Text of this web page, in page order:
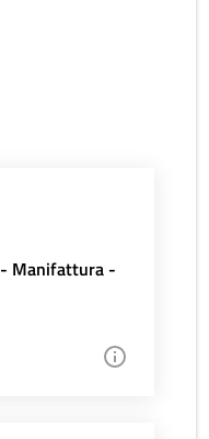
- Manifattura -